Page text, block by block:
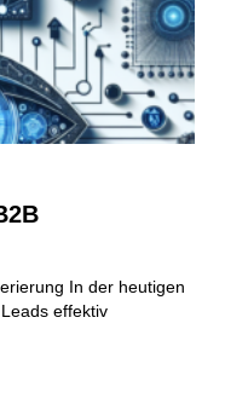
In der heutigen
effektiv